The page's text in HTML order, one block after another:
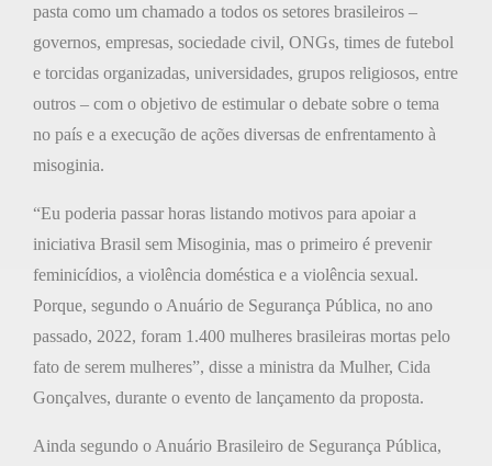
pasta como um chamado a todos os setores brasileiros –
governos, empresas, sociedade civil, ONGs, times de futebol
e torcidas organizadas, universidades, grupos religiosos, entre
outros – com o objetivo de estimular o debate sobre o tema
no país e a execução de ações diversas de enfrentamento à
misoginia.
“Eu poderia passar horas listando motivos para apoiar a
iniciativa Brasil sem Misoginia, mas o primeiro é prevenir
feminicídios, a violência doméstica e a violência sexual.
Porque, segundo o Anuário de Segurança Pública, no ano
passado, 2022, foram 1.400 mulheres brasileiras mortas pelo
fato de serem mulheres”, disse a ministra da Mulher, Cida
Gonçalves, durante o evento de lançamento da proposta.
Ainda segundo o Anuário Brasileiro de Segurança Pública,